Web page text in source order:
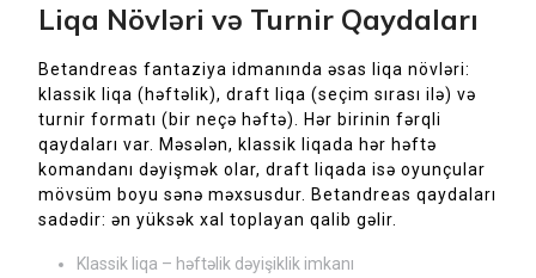
Liqa Növləri və Turnir Qaydaları
Betandreas fantaziya idmanında əsas liqa növləri:
klassik liqa (həftəlik), draft liqa (seçim sırası ilə) və
turnir formatı (bir neçə həftə). Hər birinin fərqli
qaydaları var. Məsələn, klassik liqada hər həftə
komandanı dəyişmək olar, draft liqada isə oyunçular
mövsüm boyu sənə məxsusdur. Betandreas qaydaları
sadədir: ən yüksək xal toplayan qalib gəlir.
Klassik liqa – həftəlik dəyişiklik imkanı